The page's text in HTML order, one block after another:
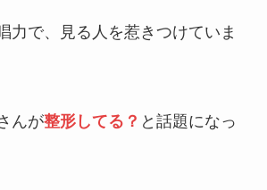
力で、見る人を惹きつけていま
んが整形してる？ と話題になっ